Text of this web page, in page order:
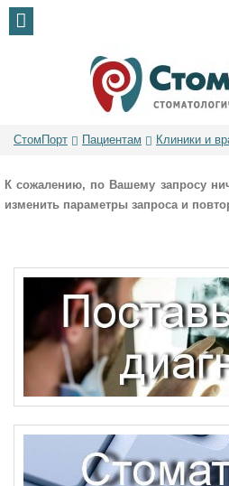
СтомПорт Пациентам Клиники и
К сожалению, по Вашему запросу
изменить параметры запроса и